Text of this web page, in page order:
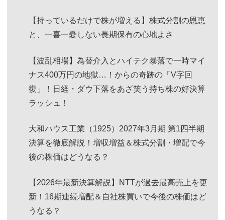
【持っているだけで株が増える】株式分割の恩恵
と、一喜一憂しない長期保有の心地よさ
【波乱相場】為替介入とハイテク暴落で一時マイ
ナス400万円の地獄…！からの奇跡の「V字回
復」！日経・ダウ下落をあざ笑う持ち株の好決算
ラッシュ！
大和ハウス工業（1925）2027年3月期 第1四半期
決算を徹底解説！増収増益＆株式分割・増配で今
後の株価はどうなる？
【2026年最新決算解説】NTTが過去最高売上を更
新！16期連続増配＆自社株買いで今後の株価はど
うなる？